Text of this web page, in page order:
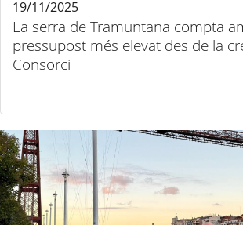
La serra de Tramuntana compta
pressupost més elevat des de la
Consorci
19/11/2025